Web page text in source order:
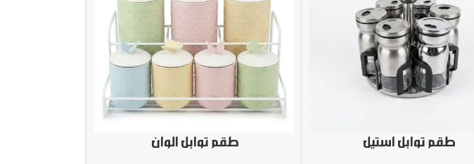
طقم توابل استيل طقم توابل الوان